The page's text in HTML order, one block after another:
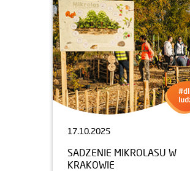
17.10.2025
SADZENIE MIKROLASU W
KRAKOWIE